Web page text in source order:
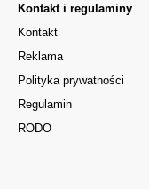
Kontakt i regulaminy
Kontakt
Reklama
Polityka prywatności
Regulamin
RODO